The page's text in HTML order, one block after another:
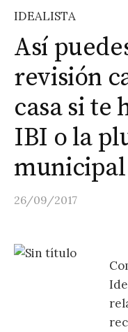
IDEALISTA
Así
revisión
casa si te
IBI o la
municipal
26/09/2017